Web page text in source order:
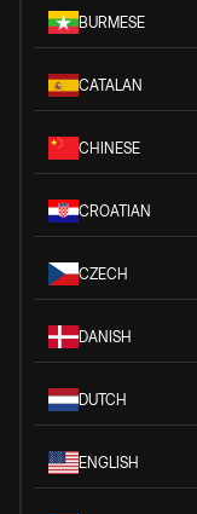
BURMESE
CATALAN
CHINESE
CROATIAN
CZECH
DANISH
DUTCH
ENGLISH